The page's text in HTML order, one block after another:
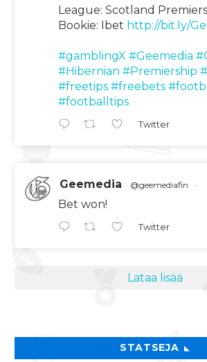
League: Scotland
Bookie: Ibet http://bit.ly/
#gamblingX #Geemedia
#Hibernian #Premiership
#freetips #freebets
#footballtips
Twitter
Geemedia @geemediafin ·
Bet won!
Twitter
Lataa lisää
STATSEJA